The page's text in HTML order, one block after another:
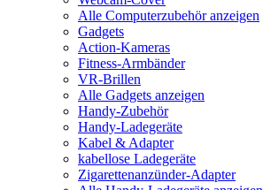
Alle Computerzubehör anzeigen
Gadgets
Action-Kameras
Fitness-Armbänder
VR-Brillen
Alle Gadgets anzeigen
Handy-Zubehör
Handy-Ladegeräte
Kabel & Adapter
kabellose Ladegeräte
Zigarettenanzünder-Adapter